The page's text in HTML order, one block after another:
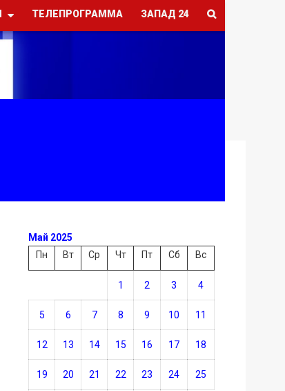
ТЕЛЕПРОГРАММА ЗАПАД 24
Май 2025
Пн
Вт Ср Чт Пт Сб Вс
1 2 3 4
5 6 7 8 9 10 11
12 13 14 15 16 17 18
19 20 21 22 23 24 25